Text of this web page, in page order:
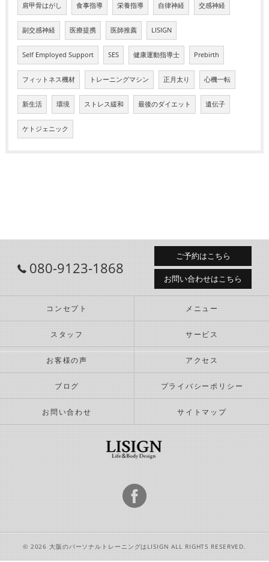
肩甲骨はがし 食事指導 栄養指導 自律神経 交感神経
副交感神経 医療提携 医師推薦 LISIGN
Self Employed Support SES 健康運動指導士 Prebirth
フィットネス機材 トレーニングマシン 正月太り 心機一転
新生活 環境 ストレス緩和 最後のダイエット 遺伝子
ケトジェニック
080-9123-1868
ご予約はこちら
お問い合わせはこちら
コンセプト メニュー
スタッフ サービス
お客様の声 アクセス
ブログ プライバシーポリシー
お問い合わせ サイトマップ
© 2026 大阪のパーソナルトレーニングはLISIGN ALL RIGHTS RESERVED.